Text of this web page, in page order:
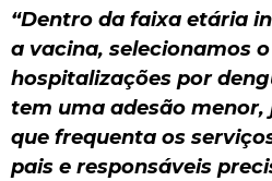
“Dentro da faixa etária
a vacina, selecionamos
hospitalizações por
tem uma adesão
que frequenta os
pais e responsáveis